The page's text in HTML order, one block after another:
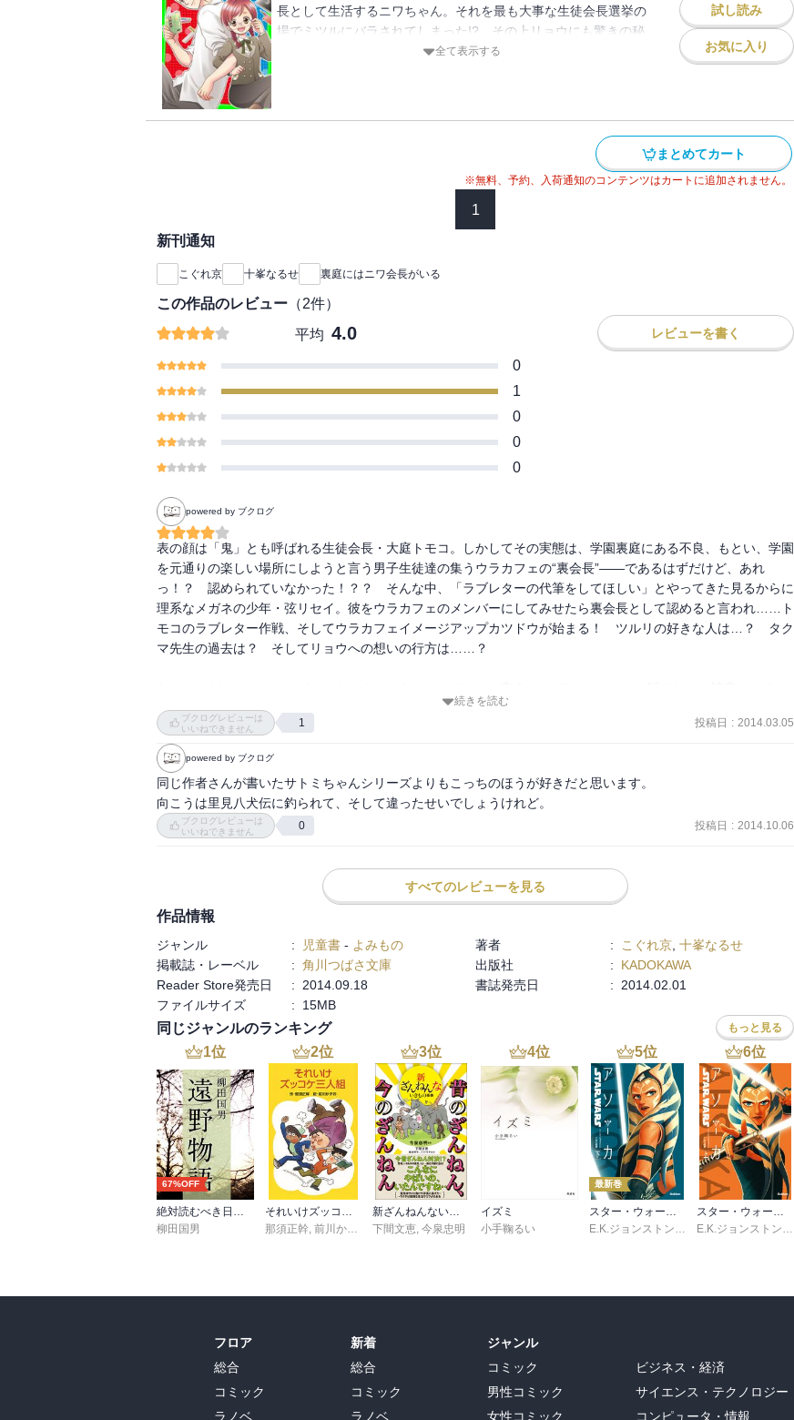
長として生活するニワちゃん。それを最も大事な生徒会長選挙の
場でミツルにバラされてしまった!? その上リョウにも驚きの秘
密があるとわかって・・・!?【小学中級から ★★】
全て表示する
試し読み
お気に入り
まとめてカート
※無料、予約、入荷通知のコンテンツはカートに追加されません。
1
新刊通知
こぐれ京 十峯なるせ 裏庭にはニワ会長がいる
この作品のレビュー （2件）
平均 4.0 レビューを書く
0
1
0
0
0
powered by ブクログ
表の顔は「鬼」とも呼ばれる生徒会長・大庭トモコ。しかしてその実態は、学園裏庭にある不良、もとい、学園
を元通りの楽しい場所にしようと言う男子生徒達の集うウラカフェの“裏会長”――であるはずだけど、あれ
っ！？　認められていなかった！？？　そんな中、「ラブレターの代筆をしてほしい」とやってきた見るからに
理系なメガネの少年・弦リセイ。彼をウラカフェのメンバーにしてみせたら裏会長として認めると言われ……ト
モコのラブレター作戦、そしてウラカフェイメージアップカツドウが始まる！　ツルリの好きな人は…？　タク
マ先生の過去は？　そしてリョウへの想いの行方は……？
が下がっているので遅くなってしまった。封筒とっかえは絶対あるだろうな～と思ってたら案の定ダヨ…！　タ
クマ先生にくいことしやがるぜちくしょう。にくい、19歳の中学一年生（違うって）
ユウカを信じてたトモコが陰口たたかれてダンボールの中で泣くところうるっときた…それにツルリが食って掛
かるところもすごく良くて。ツルリすごく好きです。行き過ぎちゃう理系男子かわいい。それと、いつもトモコ
が強くあろうとしたのは本当は弱い自分を守る為だったって言うのに、本当ジワッときた。aikoのカブトムシの
逸話を思い出す。いや、曲とか歌詞とかじゃなくて、彼女がライナーノーツで「硬くて強そうなのに本当は脆く
て弱い虫である」ってことを書いてて読んだ当時の私はそうだよなあ…って思って。トモコもカブトムシだった
そしてそして意外と展開速いけど結果的にリョウにトモコの想いを綴ったラブレターが渡ってしまったので告白
した形になったんだけど、女は苦手ってことで……これはマスミとの本が薄くなる展開ですね（BLやめろ）い
やいや過去に何かあったんだろう…中学生の過去ってたかが知れてる感じするけど　むしろ私はトモコとマスミ
が何か絡んでくれたら面白いなあと勝手に思っているのであった。三巻楽しみです。
続きを読む
ブクログレビューは
いいねできません
1 投稿日 : 2014.03.05
powered by ブクログ
同じ作者さんが書いたサトミちゃんシリーズよりもこっちのほうが好きだと思います。
向こうは里見八犬伝に釣られて、そして違ったせいでしょうけれど。
ブクログレビューは
いいねできません
0 投稿日 : 2014.10.06
すべてのレビューを見る
作品情報
ジャンル : 児童書 - よみもの 著者 : こぐれ京, 十峯なるせ
掲載誌・レーベル
: 角川つばさ文庫 出版社 :
KADOKAWA
Reader Store発売日
: 2014.09.18 書誌発売日 : 2014.02.01
ファイルサイズ
: 15MB
同じジャンルのランキング もっと見る
1位
67%OFF
柳田国男
2位
那須正幹, 前川かずお
3位
下間文恵 ,今泉忠明
4位
イズミ
小手鞠るい
5位
最新巻
村上清幸
6位
フロア
総合
コミック
ラノベ
新着
総合
コミック
ラノベ
ジャンル
コミック
男性コミック
女性コミック
ビジネス・経済
サイエンス・テクノロジー
コンピュータ・情報